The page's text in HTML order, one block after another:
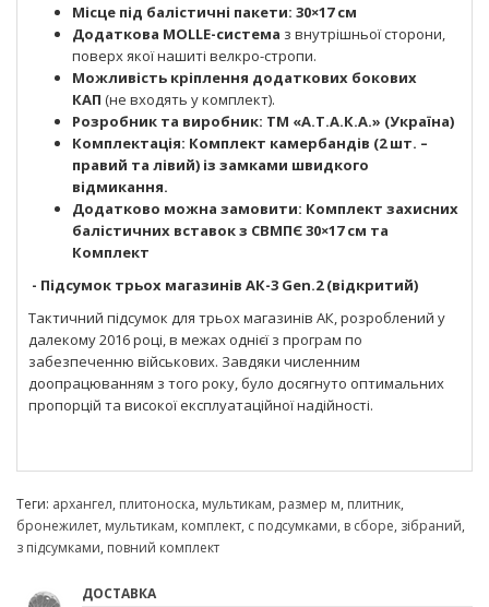
Місце під балістичні пакети: 30×17 см
Додаткова MOLLE-система з внутрішньої сторони,
поверх якої нашиті велкро-стропи.
Можливість кріплення додаткових бокових
КАП (не входять у комплект).
Розробник та виробник: ТМ «А.Т.А.К.А.» (Україна)
Комплектація: Комплект камербандів (2 шт. –
правий та лівий) із замками швидкого
відмикання.
Додатково можна замовити: Комплект захисних
балістичних вставок з СВМПЄ 30×17 см та
Комплект
- Підсумок трьох магазинів АК-3 Gen.2 (відкритий)
Тактичний підсумок для трьох магазинів АК, розроблений у
далекому 2016 році, в межах однієї з програм по
забезпеченню військових. Завдяки численним
доопрацюванням з того року, було досягнуто оптимальних
пропорцій та високої експлуатаційної надійності.
Теги: архангел, плитоноска, мультикам, размер м, плитник,
бронежилет, мультикам, комплект, с подсумками, в сборе, зібраний,
з підсумками, повний комплект
ДОСТАВКА